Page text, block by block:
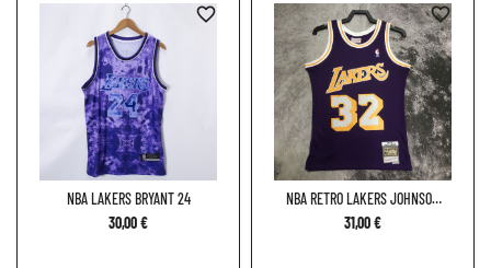
NBA LAKERS BRYANT 24
30,00 €
favorite_border
NBA RETRO LAKERS JOHNSON
32
31,00 €
favorite_border